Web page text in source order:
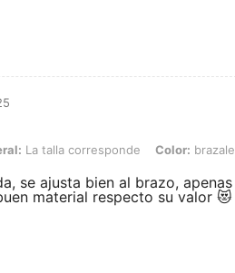
La talla corresponde, Color: brazalete de
La talla corresponde Color:
se ajusta bien al brazo,
material respecto su valor 😻